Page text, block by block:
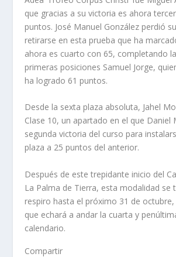
que gracias a su victoria es ahora
puntos. José Manuel González perdió
retirarse en esta prueba que ha
ahora es cuarto con 65, completando
primeras posiciones Samuel Jorge,
ha logrado 61 puntos.
Desde la sexta plaza absoluta, Jahel
Clase 10, un apartado en el que Daniel
segunda victoria del curso para
plaza a 25 puntos del anterior.
Después de este trepidante inicio del
La Palma de Tierra, esta modalidad se
respiro hasta el próximo 31 de
que echará a andar la cuarta y
calendario.
Compartir